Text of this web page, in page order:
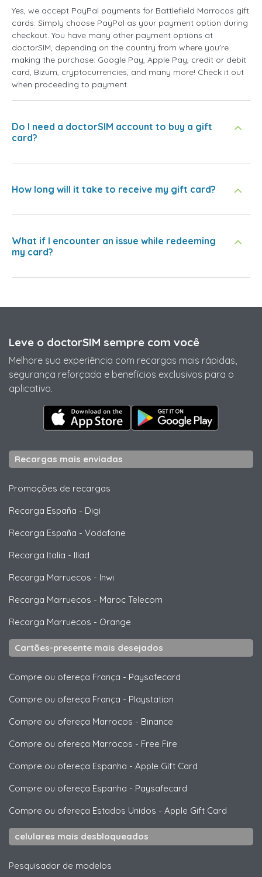
Yes, we accept PayPal payments for Battlefield Marrocos gift
cards. Simply choose PayPal as your payment option during
checkout. You have many other payment options at
doctorSIM, depending on the country from where you're
making the purchase: Google Pay, Apple Pay, credit or debit
card, Bizum, cryptocurrencies, and many more! Check it out
when proceeding to payment.
Do I need a doctorSIM account to buy a gift
card?
How long will it take to receive my gift card?
What if I encounter an issue while redeeming
my card?
Leve o doctorSIM sempre com você
Melhore sua experiência com recargas mais rápidas,
segurança reforçada e benefícios exclusivos para o
aplicativo.
Recargas mais enviadas
Promoções de recargas
Recarga España - Digi
Recarga España - Vodafone
Recarga Italia - Iliad
Recarga Marruecos - Inwi
Recarga Marruecos - Maroc Telecom
Recarga Marruecos - Orange
Cartões-presente mais desejados
Compre ou ofereça França - Paysafecard
Compre ou ofereça França - Playstation
Compre ou ofereça Marrocos - Binance
Compre ou ofereça Marrocos - Free Fire
Compre ou ofereça Espanha - Apple Gift Card
Compre ou ofereça Espanha - Paysafecard
Compre ou ofereça Estados Unidos - Apple Gift Card
celulares mais desbloqueados
Pesquisador de modelos